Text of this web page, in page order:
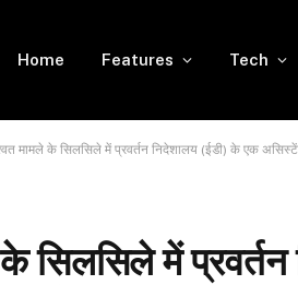
Home Features Tech
मामले के सिलसिले में प्रवर्तन निदेशालय (ईडी) के एक
सिलसिले में प्रवर्तन